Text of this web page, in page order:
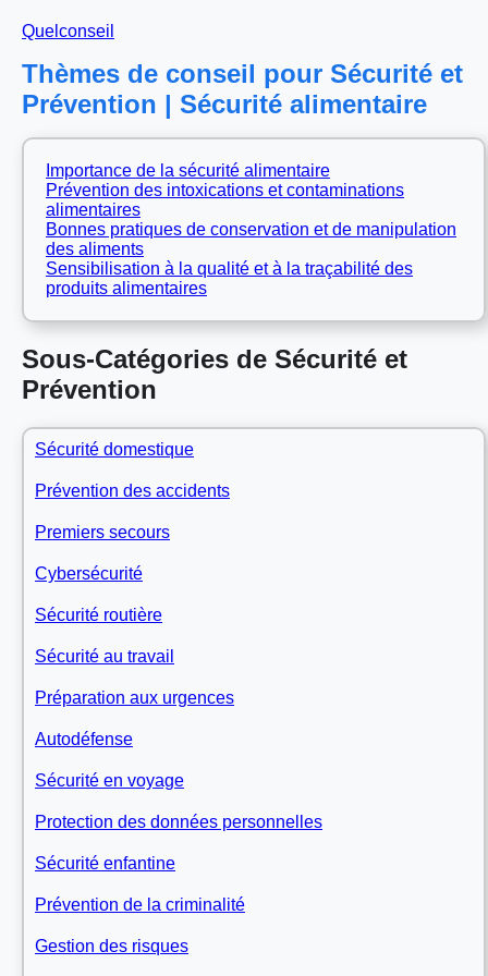
Quelconseil
Thèmes de conseil pour Sécurité et
Prévention | Sécurité alimentaire
Importance de la sécurité alimentaire
Prévention des intoxications et contaminations
alimentaires
Bonnes pratiques de conservation et de manipulation
des aliments
Sensibilisation à la qualité et à la traçabilité des
produits alimentaires
Sous-Catégories de Sécurité et
Prévention
Sécurité domestique
Prévention des accidents
Premiers secours
Cybersécurité
Sécurité routière
Sécurité au travail
Préparation aux urgences
Autodéfense
Sécurité en voyage
Protection des données personnelles
Sécurité enfantine
Prévention de la criminalité
Gestion des risques